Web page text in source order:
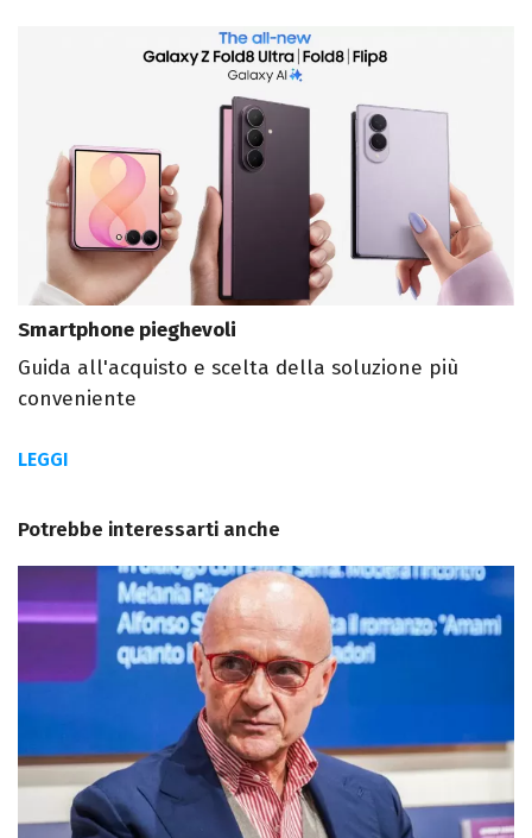
Smartphone pieghevoli
Guida all'acquisto e scelta della soluzione più
conveniente
LEGGI
Potrebbe interessarti anche